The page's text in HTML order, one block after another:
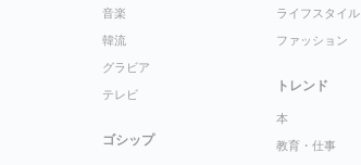
音楽
韓流
グラビア
テレビ
ゴシップ
ライフスタイル
ファッション
トレンド
本
教育・仕事